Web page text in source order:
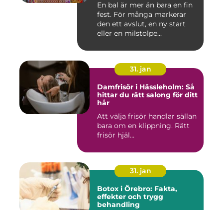
En bal är mer än bara en fin
fest. För många markerar
den ett avslut, en ny start
eller en milstolpe...
31. jan
Damfrisör i Hässleholm: Så
hittar du rätt salong för ditt
hår
Att välja frisör handlar sällan
bara om en klippning. Rätt
frisör hjäl...
31. jan
Botox i Örebro: Fakta,
effekter och trygg
behandling